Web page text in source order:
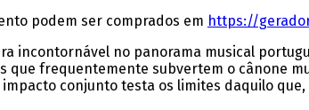
podem ser comprados em https://
incontornável no panorama musical
que frequentemente subvertem o cânone
impacto conjunto testa os limites daquilo